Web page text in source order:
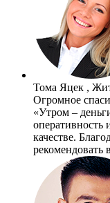
Тома Яцек ,
Огромное
«Утром –
оперативность
качестве.
рекомендовать